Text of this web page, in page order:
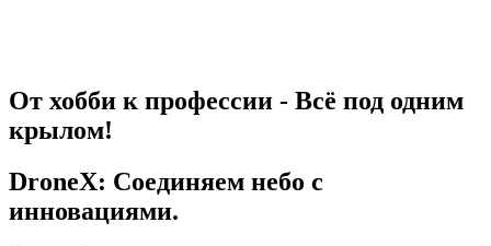
От хобби к профессии - Всё под одним
крылом!
DroneX: Соединяем небо с
инновациями.